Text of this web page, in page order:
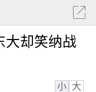
大却笑纳战
小 大